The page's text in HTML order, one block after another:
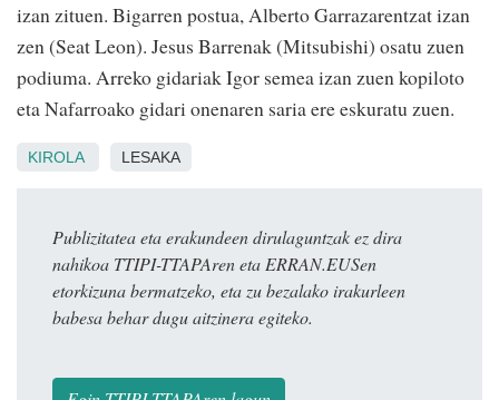
izan zituen. Bigarren postua, Alberto Garrazarentzat izan
zen (Seat Leon). Jesus Barrenak (Mitsubishi) osatu zuen
podiuma. Arreko gidariak Igor semea izan zuen kopiloto
eta Nafarroako gidari onenaren saria ere eskuratu zuen.
KIROLA LESAKA
Publizitatea eta erakundeen dirulaguntzak ez dira
nahikoa TTIPI-TTAPAren eta ERRAN.EUSen
etorkizuna bermatzeko, eta zu bezalako irakurleen
babesa behar dugu aitzinera egiteko.